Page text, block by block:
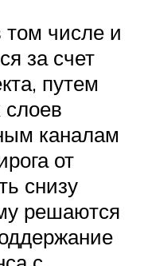
том числе и
за счет
путем
каналам
от
снизу
решаются